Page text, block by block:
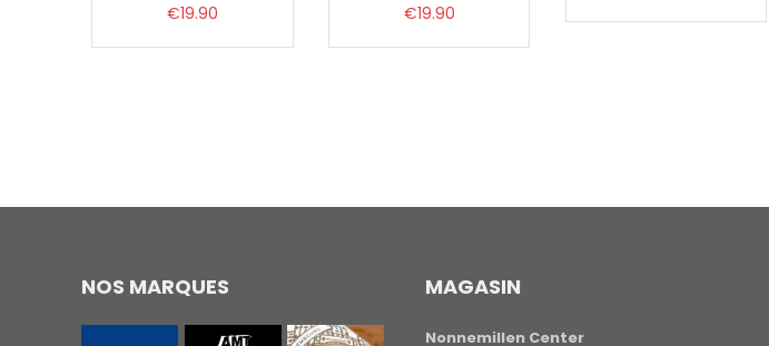
€19.90 €19.90
NOS MARQUES MAGASIN
Nonnemillen Center